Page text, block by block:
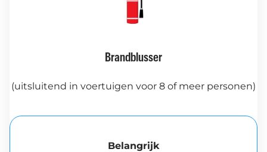
Brandblusser
(uitsluitend in voertuigen voor 8 of meer personen)
Belangrijk